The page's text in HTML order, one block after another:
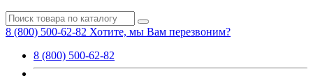
8 (800) 500-62-82 Хотите, мы Вам перезвоним?
8 (800) 500-62-82